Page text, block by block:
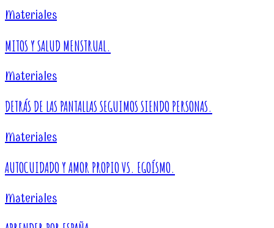
Materiales
MITOS Y SALUD MENSTRUAL.
Materiales
DETRÁS DE LAS PANTALLAS SEGUIMOS SIENDO PERSONAS.
Materiales
AUTOCUIDADO Y AMOR PROPIO VS. EGOÍSMO.
Materiales